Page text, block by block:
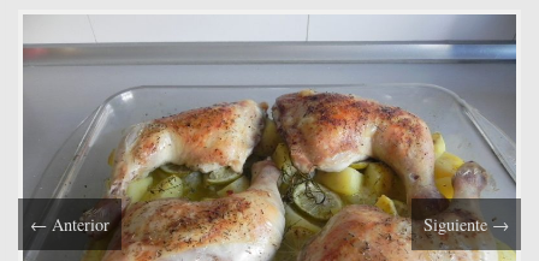
← Anterior Siguiente →